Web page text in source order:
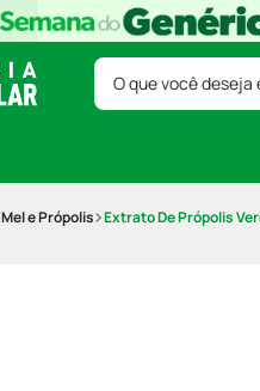
O que você deseja
Mel e Própolis Extrato De Própolis